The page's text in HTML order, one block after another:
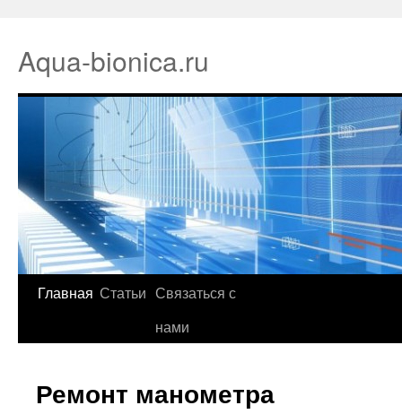
Aqua-bionica.ru
Главная Статьи Связаться с
нами
Ремонт манометра